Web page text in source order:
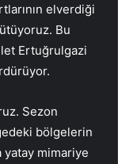
elverdiği
Bu
Ertuğrulgazi
Sezon
bölgelerin
yatay mimariye